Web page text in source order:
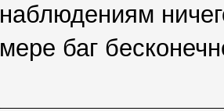
наблюдениям
мере баг